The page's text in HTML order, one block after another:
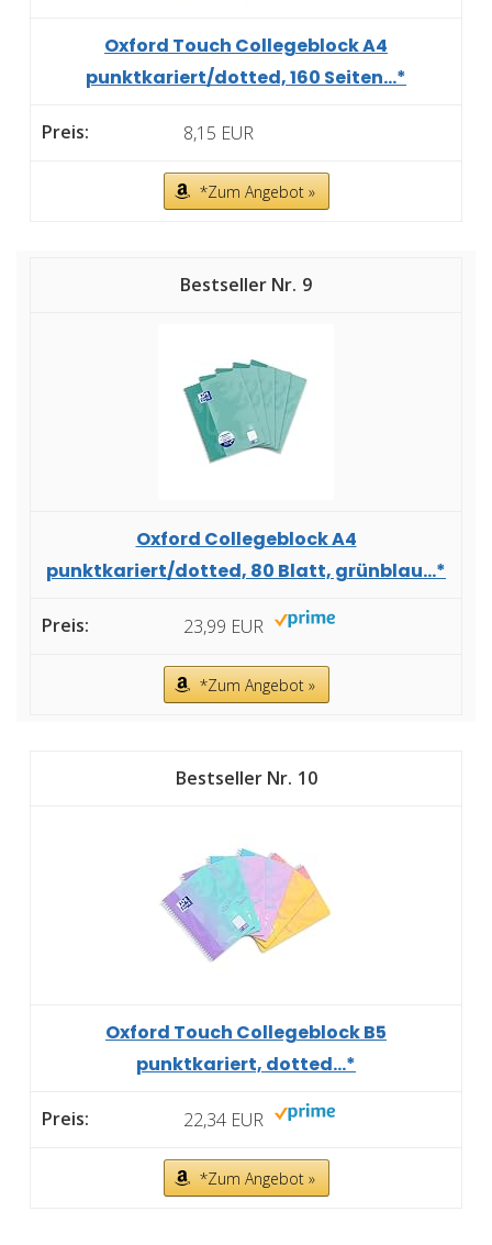
Oxford Touch Collegeblock A4
punktkariert/dotted, 160 Seiten...*
8,15 EUR
*Zum Angebot »
9
Oxford Collegeblock A4
punktkariert/dotted, 80 Blatt, grünblau...*
23,99 EUR
*Zum Angebot »
10
Oxford Touch Collegeblock B5
punktkariert, dotted...*
22,34 EUR
*Zum Angebot »